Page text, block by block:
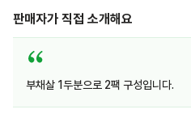
판매자가 직접 소개해요
부채살 1두분으로 2팩 구성입니다.